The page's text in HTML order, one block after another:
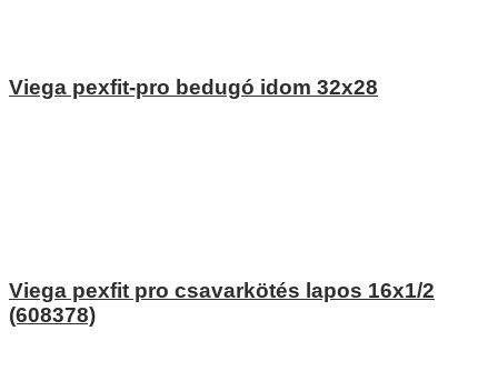
Viega pexfit-pro bedugó idom 32x28
Viega pexfit pro csavarkötés lapos 16x1/2
(608378)